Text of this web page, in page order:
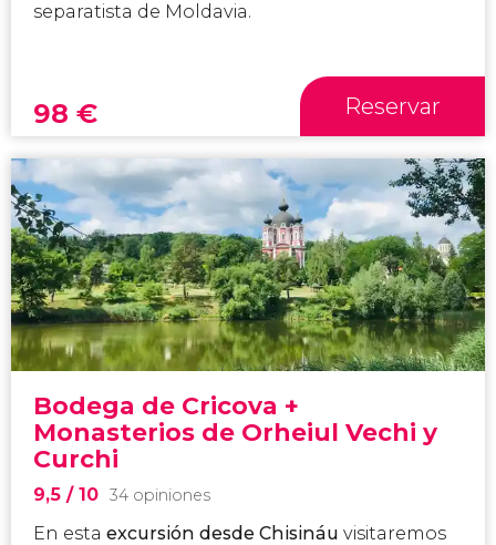
separatista de Moldavia.
98 € Reservar
Bodega de Cricova +
Monasterios de Orheiul Vechi y
Curchi
9,5 / 10 34 opiniones
En esta excursión desde Chisináu visitaremos